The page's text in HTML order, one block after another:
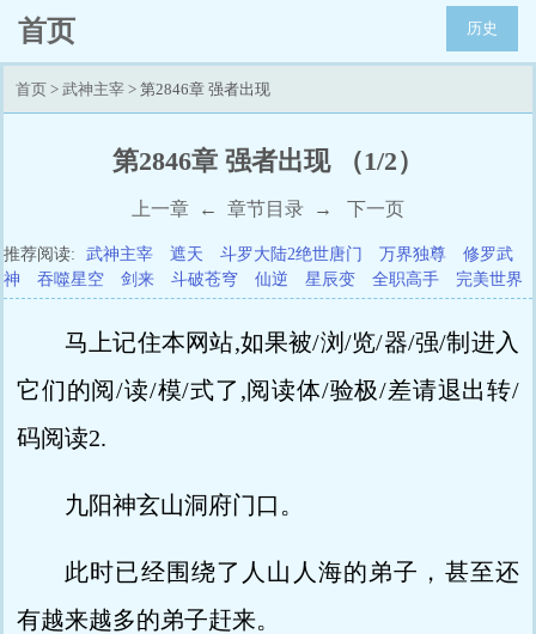
首页 历史
首页 > 武神主宰 > 第2846章 强者出现
第2846章 强者出现 （1/2）
上一章 ← 章节目录 → 下一页
推荐阅读: 武神主宰 遮天 斗罗大陆2绝世唐门 万界独尊
修罗武
神
吞噬星空 剑来 斗破苍穹 仙逆 星辰变 全职高手 完美世界
马上记住本网站,如果被/浏/览/器/强/制进入
它们的阅/读/模/式了,阅读体/验极/差请退出转/
码阅读2.
九阳神玄山洞府门口。
此时已经围绕了人山人海的弟子，甚至还
有越来越多的弟子赶来。